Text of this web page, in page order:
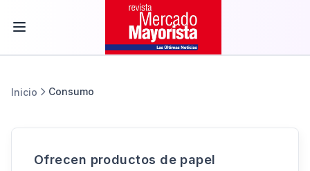
Inicio Consumo
Ofrecen productos de papel